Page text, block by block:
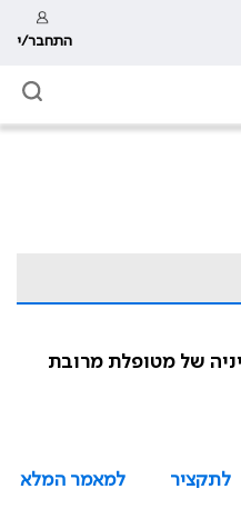
התחבר/י
של מטופלת מרובת
לתקציר
למאמר המלא